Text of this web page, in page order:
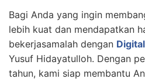
Bagi Anda yang ingin
lebih kuat dan mendapatkan
bekerjasamalah dengan
Yusuf Hidayatulloh. Dengan
tahun, kami siap membantu